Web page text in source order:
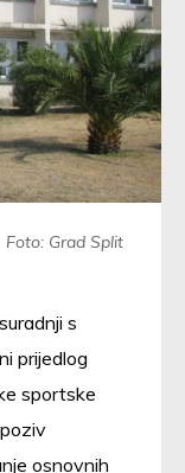
Foto: Grad Split
s
prijedlog
sportske
osnovnih